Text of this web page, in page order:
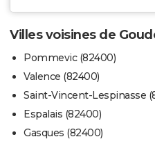
Villes voisines de
Pommevic (82400)
Valence (82400)
Saint-Vincent-Lespinasse
Espalais (82400)
Gasques (82400)